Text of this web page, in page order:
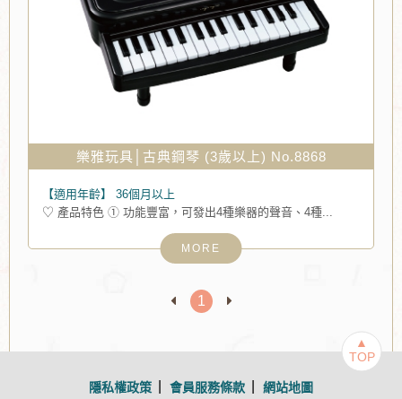
樂雅玩具│古典鋼琴 (3歲以上) No.8868
【適用年齡】 36個月以上
♡ 產品特色 ① 功能豐富，可發出4種樂器的聲音、4種...
MORE
1
▲
TOP
隱私權政策 會員服務條款 網站地圖